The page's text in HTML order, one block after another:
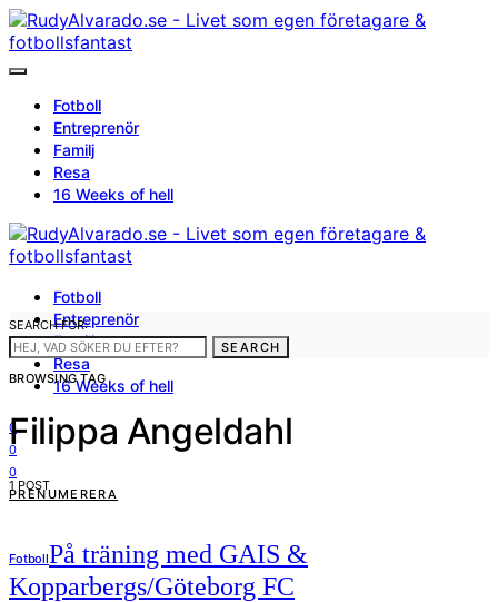
Fotboll
Entreprenör
Familj
Resa
16 Weeks of hell
Fotboll
Entreprenör
Familj
Resa
16 Weeks of hell
0
0
0
PRENUMERERA
SEARCH FOR:
SEARCH
BROWSING TAG
Filippa Angeldahl
1 POST
FotbollPå träning med GAIS &
Kopparbergs/Göteborg FC